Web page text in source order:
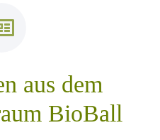
aus dem
BioBall